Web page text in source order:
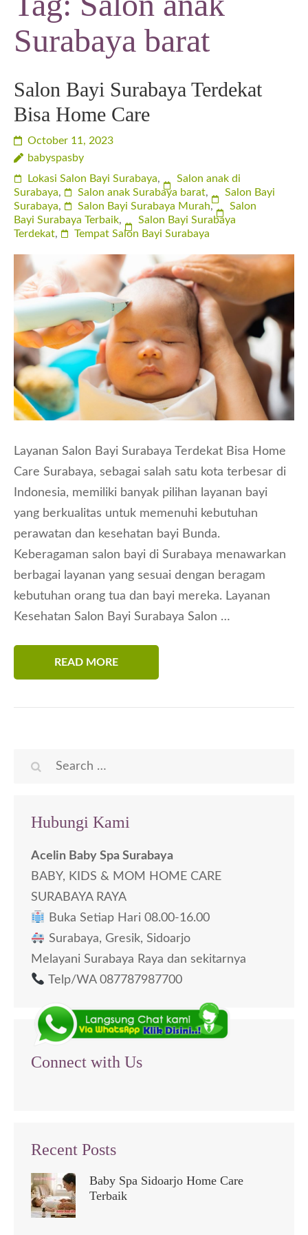
Surabaya barat
Salon Bayi Surabaya Terdekat
Bisa Home Care
October 11, 2023
babyspasby
Lokasi Salon Bayi Surabaya,
Salon anak di
Surabaya, Salon anak Surabaya barat,
Salon Bayi
Surabaya, Salon Bayi Surabaya Murah,
Salon
Bayi Surabaya Terbaik,
Salon Bayi Surabaya
Terdekat, Tempat Salon Bayi Surabaya
Layanan Salon Bayi Surabaya Terdekat Bisa Home
Care Surabaya, sebagai salah satu kota terbesar di
Indonesia, memiliki banyak pilihan layanan bayi
yang berkualitas untuk memenuhi kebutuhan
perawatan dan kesehatan bayi Bunda.
Keberagaman salon bayi di Surabaya menawarkan
berbagai layanan yang sesuai dengan beragam
kebutuhan orang tua dan bayi mereka. Layanan
Kesehatan Salon Bayi Surabaya Salon …
READ MORE
Search
Hubungi Kami
Acelin Baby Spa Surabaya
BABY, KIDS & MOM HOME CARE
SURABAYA RAYA
Buka Setiap Hari 08.00-16.00
Surabaya, Gresik, Sidoarjo
Melayani Surabaya Raya dan sekitarnya
Telp/WA 087787987700
Connect with Us
Recent Posts
Baby Spa Sidoarjo Home Care
Terbaik